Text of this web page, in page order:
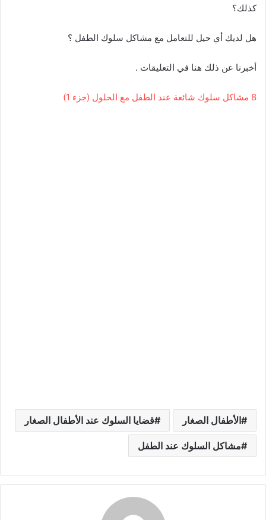
كذلك؟
هل لديك أي حيل للتعامل مع مشاكل سلوك الطفل ؟
أخبرنا عن ذلك هنا في التعليقات .
8 مشاكل سلوك شائعة عند الطفل مع الحلول (جزء 1)
الأطفال الصغار قضايا السلوك عند الأطفال الصغار
مشاكل السلوك عند الطفل